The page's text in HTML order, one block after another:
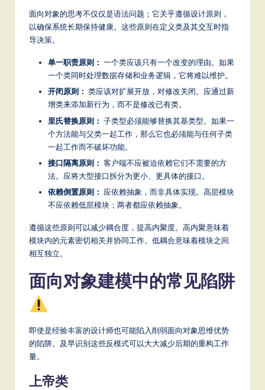
面向对象的思考不仅仅是语法问题；它关乎遵循设计原则，
以确保系统长期保持健康。这些原则在定义类及其交互时指
导决策。
单一职责原则： 一个类应该只有一个改变的理由。如果
一个类同时处理数据存储和业务逻辑，它将难以维护。
开闭原则： 类应该对扩展开放，对修改关闭。应通过新
增类来添加新行为，而不是修改已有类。
里氏替换原则： 子类型必须能够替换其基类型。如果一
个方法能与父类一起工作，那么它也必须能与任何子类
一起工作而不破坏功能。
接口隔离原则： 客户端不应被迫依赖它们不需要的方
法。应将大型接口拆分为更小、更具体的接口。
依赖倒置原则： 应依赖抽象，而非具体实现。高层模块
不应依赖低层模块；两者都应依赖抽象。
遵循这些原则可以减少耦合度，提高内聚度。高内聚意味着
模块内的元素密切相关并协同工作。低耦合意味着模块之间
相互独立。
面向对象建模中的常见陷阱
即使是经验丰富的设计师也可能陷入削弱面向对象思维优势
的陷阱。及早识别这些反模式可以大大减少后期的重构工作
量。
上帝类